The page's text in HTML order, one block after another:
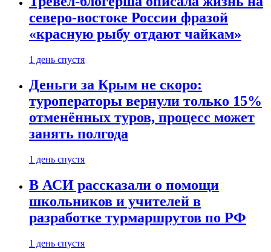
северо-востоке России фразой
«красную рыбу отдают чайкам»
1 день спустя
Деньги за Крым не скоро:
туроператоры вернули только 15%
отменённых туров, процесс может
занять полгода
1 день спустя
В АСИ рассказали о помощи
школьников и учителей в
разработке турмаршрутов по РФ
1 день спустя